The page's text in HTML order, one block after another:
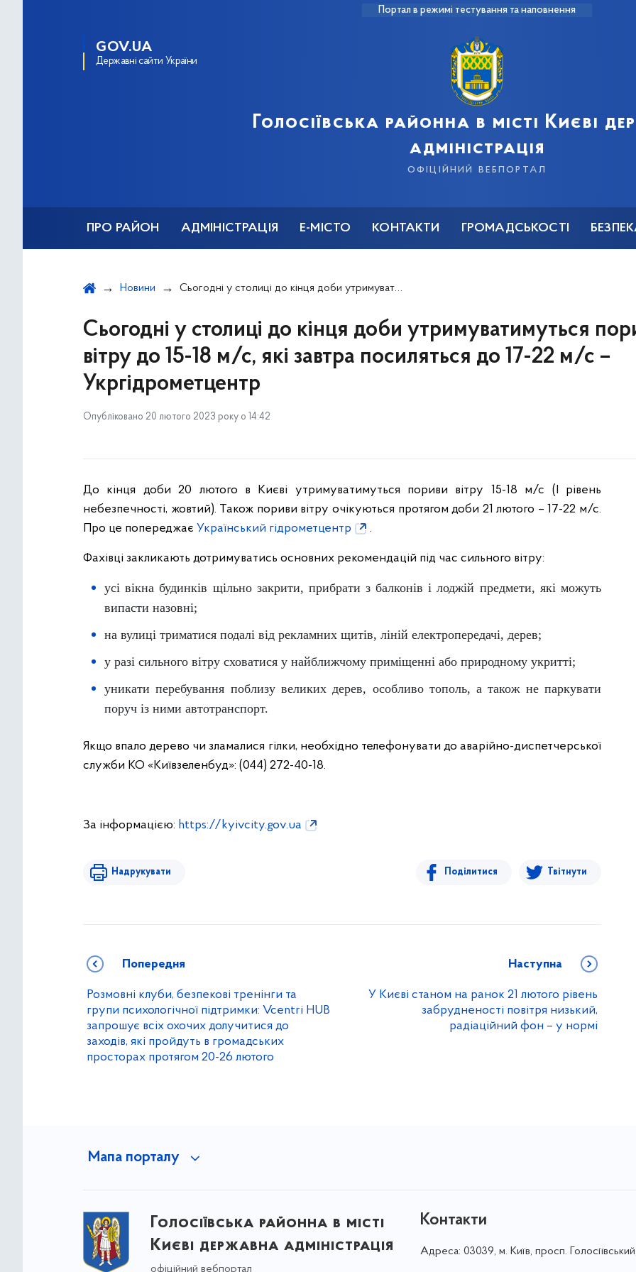
Портал в режимі тестування та наповнення
GOV.UA
Державні сайти України
Голосіївська районна в місті Києві
адміністрація
офіційний вебпортал
ПРО РАЙОН АДМІНІСТРАЦІЯ Е-МІСТО КОНТАКТИ ГРОМАДСЬКОСТІ
Новини Сьогодні у столиці до кінця доби утримуватимуться пориви вітру до 15-18 м/с, які завтра посиляться до 17-22 м/с – Укргідрометцентр
Сьогодні у столиці до кінця доби утримуватимуться
вітру до 15-18 м/с, які завтра посиляться до 17-22 м/с –
Укргідрометцентр
Опубліковано 20 лютого 2023 року о 14:42
До кінця доби 20 лютого в Києві утримуватимуться пориви вітру 15-18 м/с (I рівень
небезпечності, жовтий). Також пориви вітру очікуються протягом доби 21 лютого – 17-22 м/с.
Про це попереджає Український гідрометцентр .
Фахівці закликають дотримуватись основних рекомендацій під час сильного вітру:
усі вікна будинків щільно закрити, прибрати з балконів і лоджій предмети, які можуть
випасти назовні;
на вулиці триматися подалі від рекламних щитів, ліній електропередачі, дерев;
у разі сильного вітру сховатися у найближчому приміщенні або природному укритті;
уникати перебування поблизу великих дерев, особливо тополь, а також не паркувати
поруч із ними автотранспорт.
Якщо впало дерево чи зламалися гілки, необхідно телефонувати до аварійно-диспетчерської
служби КО «Київзеленбуд»: (044) 272-40-18.
За інформацією: https://kyivcity.gov.ua
Надрукувати Поділитися Твітнути
Попередня
Розмовні клуби, безпекові тренінги та
групи психологічної підтримки: Vcentri HUB
запрошує всіх охочих долучитися до
заходів, які пройдуть в громадських
просторах протягом 20-26 лютого
Наступна
У Києві станом на ранок 21 лютого рівень
забрудненості повітря низький,
радіаційний фон – у нормі
Мапа порталу
Голосіївська районна в місті
Києві державна адміністрація
офіційний вебпортал
Контакти
Адреса: 03039, м. Київ, просп.